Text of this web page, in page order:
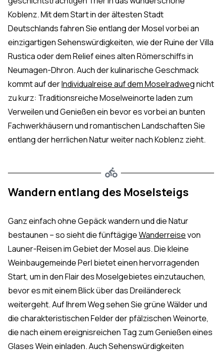
Koblenz. Mit dem Start in der ältesten Stadt
Deutschlands fahren Sie entlang der Mosel vorbei an
einzigartigen Sehenswürdigkeiten, wie der Ruine der Villa
Rustica oder dem Relief eines alten Römerschiffs in
Neumagen-Dhron. Auch der kulinarische Geschmack
kommt auf derIndividualreise auf dem Moselradwegnicht
zu kurz: Traditionsreiche Moselweinorte laden zum
Verweilen und Genießen ein bevor es vorbei an bunten
Fachwerkhäusern und romantischen Landschaften Sie
entlang der herrlichen Natur weiter nach Koblenz zieht.
Wandern entlang des Moselsteigs
Ganz einfach ohne Gepäck wandern und die Natur
bestaunen – so sieht die fünftägigeWanderreisevon
Launer-Reisen im Gebiet der Mosel aus. Die kleine
Weinbaugemeinde Perl bietet einen hervorragenden
Start, um in den Flair des Moselgebietes einzutauchen,
bevor es mit einem Blick über das Dreiländereck
weitergeht. Auf Ihrem Weg sehen Sie grüne Wälder und
die charakteristischen Felder der pfälzischen Weinorte,
die nach einem ereignisreichen Tag zum Genießen eines
Glases Wein einladen. Auch Sehenswürdigkeiten